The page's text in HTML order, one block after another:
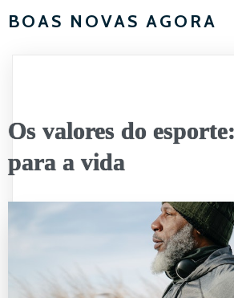
BOAS NOVAS AGORA
Os valores do
para a vida